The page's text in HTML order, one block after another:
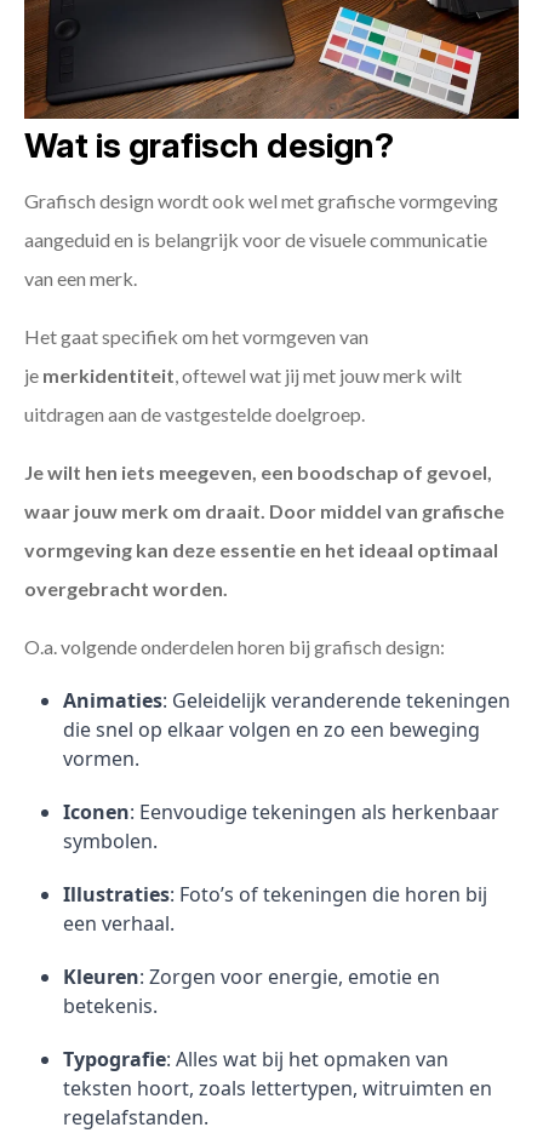
Wat is grafisch design?
Grafisch design wordt ook wel met grafische vormgeving
aangeduid en is belangrijk voor de visuele communicatie
van een merk.
Het gaat specifiek om het vormgeven van
je merkidentiteit , oftewel wat jij met jouw merk wilt
uitdragen aan de vastgestelde doelgroep.
Je wilt hen iets meegeven, een boodschap of gevoel,
waar jouw merk om draait. Door middel van grafische
vormgeving kan deze essentie en het ideaal optimaal
overgebracht worden.
O.a. volgende onderdelen horen bij grafisch design:
Animaties: Geleidelijk veranderende tekeningen
die snel op elkaar volgen en zo een beweging
vormen.
Iconen: Eenvoudige tekeningen als herkenbaar
symbolen.
Illustraties: Foto’s of tekeningen die horen bij
een verhaal.
Kleuren: Zorgen voor energie, emotie en
betekenis.
Typografie: Alles wat bij het opmaken van
teksten hoort, zoals lettertypen, witruimten en
regelafstanden.